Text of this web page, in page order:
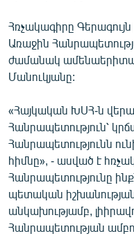
ՁԳՏԵԼՈՎ
ՓՈԴՔԱՍԹ
English
Русский
ՀԵՏԵՎԵՔ ՄԵԶ
Հռչակագիրը
Առաջին
ժամանակ
Մանուկյանը:
«Հայկական ԽՍՀ-ն
Հանրապետություն՝
Հանրապետությունն
հիմնը», - ասված է
Հանրապետությունը
պետական իշխանության
անկախությամբ,
Հանրապետության